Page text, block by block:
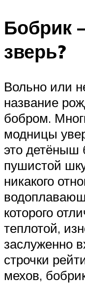
Бобрик
зверь?
Вольно или
название
бобром.
модницы
это детёныш
пушистой
никакого
которого
теплотой,
заслуженно
строчки
мехов,